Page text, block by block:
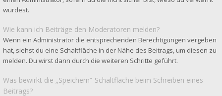
wurdest.
Wie kann ich Beiträge den Moderatoren melden?
Wenn ein Administrator die entsprechenden Berechtigungen vergeben
hat, siehst du eine Schaltfläche in der Nähe des Beitrags, um diesen zu
melden. Du wirst dann durch die weiteren Schritte geführt.
Was bewirkt die „Speichern“-Schaltfläche beim Schreiben eines
Beitrags?